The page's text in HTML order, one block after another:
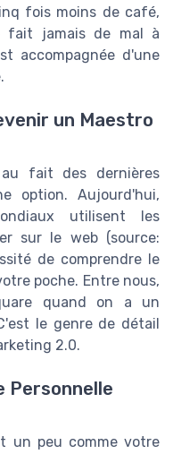
fois moins de café,
fait jamais de mal à
accompagnée d'une
un Maestro
fait des dernières
option. Aujourd'hui,
utilisent les
sur le web (source:
de comprendre le
poche. Entre nous,
quand on a un
le genre de détail
2.0.
Personnelle
un peu comme votre